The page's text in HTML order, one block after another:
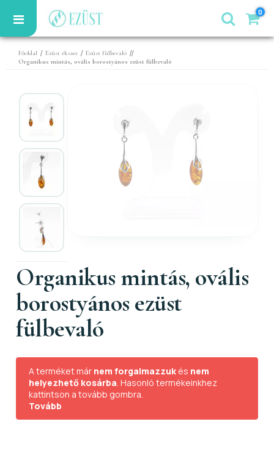
0
Főoldal / Ezüst ékszer / Ezüst fülbevaló //
Organikus mintás, ovális borostyános ezüst fülbevaló
Organikus mintás, ovális
borostyános ezüst
fülbevaló
A terméket már nem forgalmazzuk és nem
helyezhető kosárba. Hasonló termékeinkhez
kattintson a tovább gombra.
Tovább